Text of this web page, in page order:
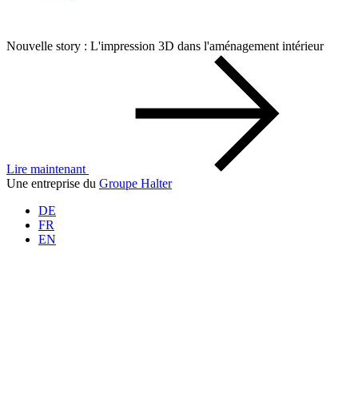
Nouvelle story : L'impression 3D dans l'aménagement intérieur
Lire maintenant
Une entreprise du Groupe Halter
DE
FR
EN